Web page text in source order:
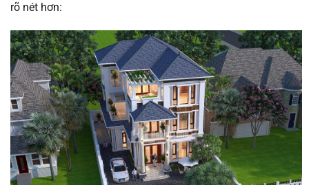
rõ nét hơn: